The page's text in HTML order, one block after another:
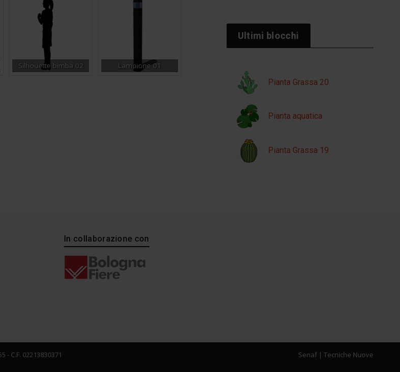
Silhouette bimba 02 Lampione 01
Ultimi blocchi
Pianta Grassa 20
Pianta aquatica
Pianta Grassa 19
In collaborazione con
C.F. 02213830371
Senaf| Tecniche Nuove